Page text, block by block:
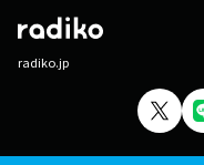
radiko.jp